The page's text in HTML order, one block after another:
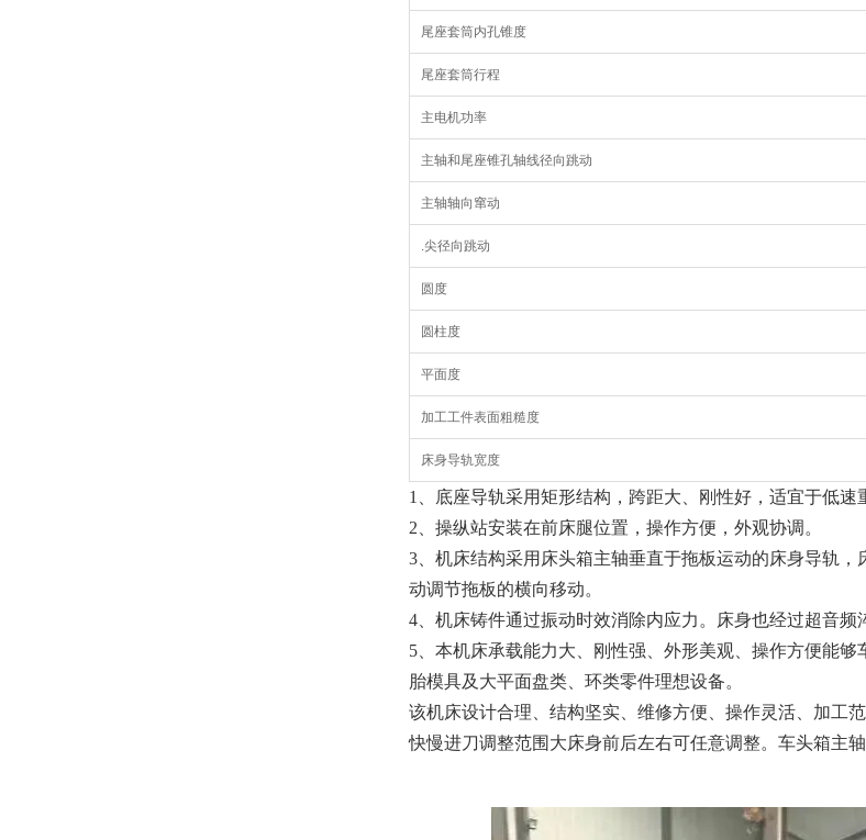
尾座套筒内孔锥度
尾座套筒行程
主电机功率
主轴和尾座锥孔轴线径向跳动
主轴轴向窜动
.尖径向跳动
圆度
圆柱度
平面度
加工工件表面粗糙度
床身导轨宽度
1、底座导轨采用矩形结构，跨距大、刚性好，适宜于低速
2、操纵站安装在前床腿位置，操作方便，外观协调。
3、机床结构采用床头箱主轴垂直于拖板运动的床身导轨
动调节拖板的横向移动。
4、机床铸件通过振动时效消除内应力。床身也经过超音频
5、本机床承载能力大、刚性强、外形美观、操作方便能
胎模具及大平面盘类、环类零件理想设备。
该机床设计合理、结构坚实、维修方便、操作灵活、加工
快慢进刀调整范围大床身前后左右可任意调整。车头箱主